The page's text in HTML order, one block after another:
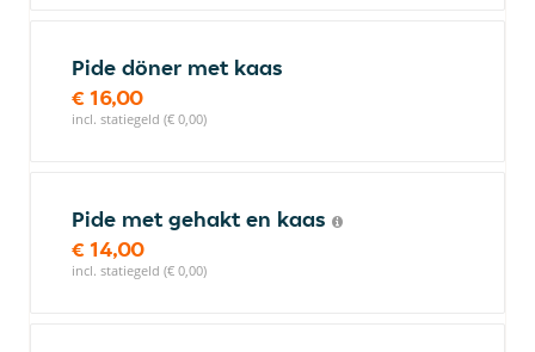
Pide döner met kaas
€ 16,00
incl. statiegeld (€ 0,00)
Pide met gehakt en kaas
€ 14,00
incl. statiegeld (€ 0,00)